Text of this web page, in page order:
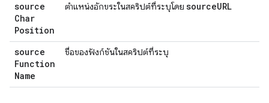
source
Char
Position
ตำแหน่งอักขระในสคริปต์ที่ระบุโดย sourceURL
source
Function
Name
ชื่อของฟังก์ชันในสคริปต์ที่ระบุ